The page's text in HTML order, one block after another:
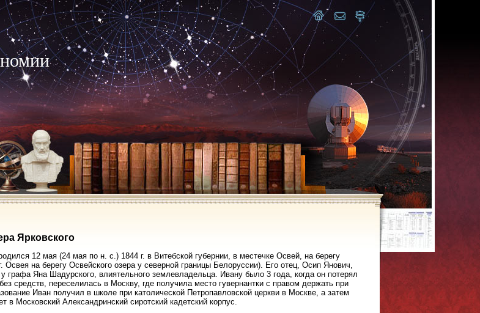
Ярковского
12 мая (24 мая по н. с.) 1844 г. в Витебской губернии, в местечке Освей, на берегу
Освея на берегу Освейского озера у северной границы Белоруссии). Его отец, Осип Янович,
графа Яна Шадурского, влиятельного землевладельца. Ивану было 3 года, когда он потерял
средств, переселилась в Москву, где получила место гувернантки с правом держать при
Иван получил в школе при католической Петропавловской церкви в Москве, а затем
в Московский Александринский сиротский кадетский корпус.